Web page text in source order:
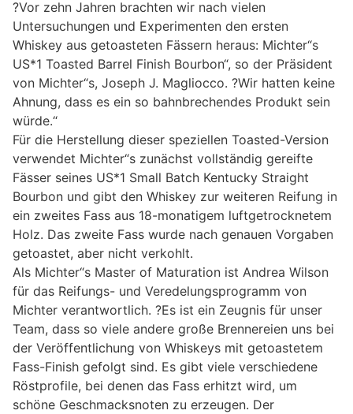
?Vor zehn Jahren brachten wir nach vielen
Untersuchungen und Experimenten den ersten
Whiskey aus getoasteten Fässern heraus: Michter“s
US*1 Toasted Barrel Finish Bourbon“, so der Präsident
von Michter“s, Joseph J. Magliocco. ?Wir hatten keine
Ahnung, dass es ein so bahnbrechendes Produkt sein
würde.“
Für die Herstellung dieser speziellen Toasted-Version
verwendet Michter“s zunächst vollständig gereifte
Fässer seines US*1 Small Batch Kentucky Straight
Bourbon und gibt den Whiskey zur weiteren Reifung in
ein zweites Fass aus 18-monatigem luftgetrocknetem
Holz. Das zweite Fass wurde nach genauen Vorgaben
getoastet, aber nicht verkohlt.
Als Michter“s Master of Maturation ist Andrea Wilson
für das Reifungs- und Veredelungsprogramm von
Michter verantwortlich. ?Es ist ein Zeugnis für unser
Team, dass so viele andere große Brennereien uns bei
der Veröffentlichung von Whiskeys mit getoastetem
Fass-Finish gefolgt sind. Es gibt viele verschiedene
Röstprofile, bei denen das Fass erhitzt wird, um
schöne Geschmacksnoten zu erzeugen. Der